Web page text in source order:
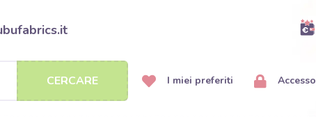
CERCARE I miei preferiti Accesso